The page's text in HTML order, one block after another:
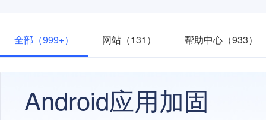
全部（999+） 网站（131） 帮助中心（933）
Android应用加固